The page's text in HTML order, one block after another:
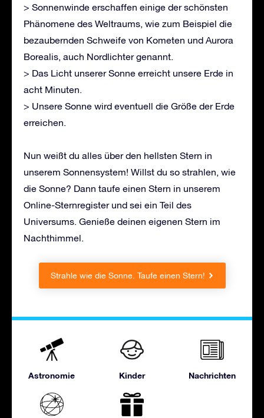
> Sonnenwinde erschaffen einige der schönsten
Phänomene des Weltraums, wie zum Beispiel die
bezaubernden Schweife von Kometen und Aurora
Borealis, auch Nordlichter genannt.
> Das Licht unserer Sonne erreicht unsere Erde in
acht Minuten.
> Unsere Sonne wird eventuell die Größe der Erde
erreichen.
Nun weißt du alles über den hellsten Stern in
unserem Sonnensystem! Willst du so strahlen, wie
die Sonne? Dann taufe einen Stern in unserem
Online-Sternregister und sei ein Teil des
Universums. Genieße deinen eigenen Stern im
Nachthimmel.
Strahle wie die Sonne. Taufe einen Stern!
Astronomie Kinder Nachrichten